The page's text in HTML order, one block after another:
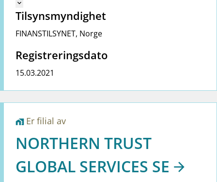
keyboard_arrow_down
Tilsynsmyndighet
FINANSTILSYNET, Norge
Registreringsdato
15.03.2021
home_work Er filial av
NORTHERN TRUST
GLOBAL SERVICES SE